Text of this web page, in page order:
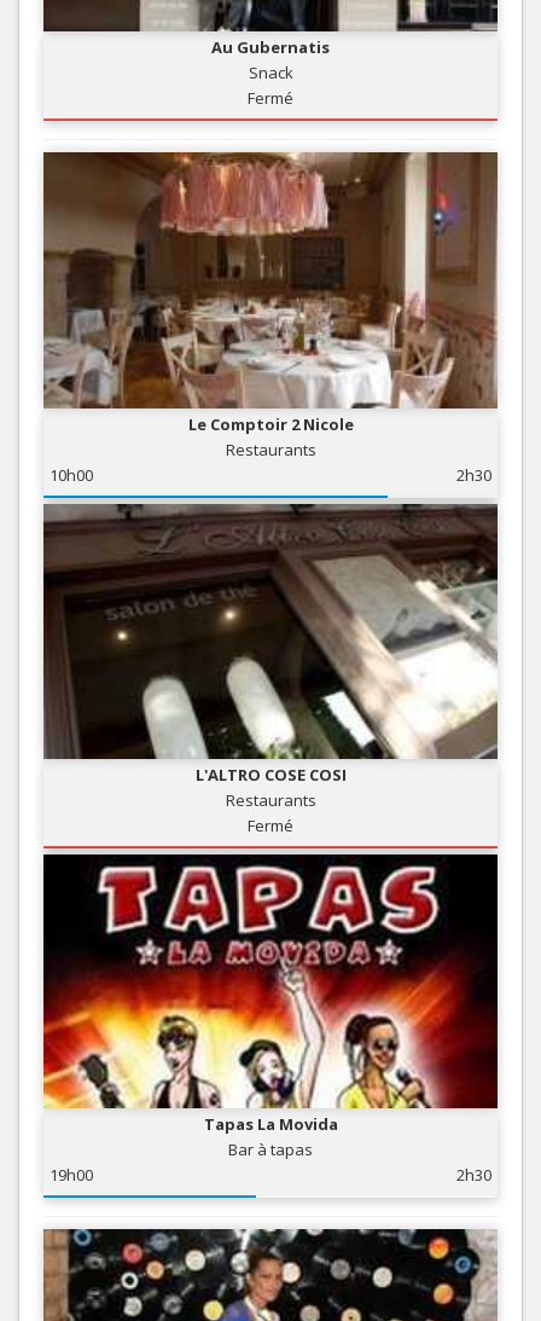
Au Gubernatis
Snack
Fermé
Le Comptoir 2 Nicole
Restaurants
10h00
2h30
L'ALTRO COSE COSI
Restaurants
Fermé
Tapas La Movida
Bar à tapas
19h00
2h30